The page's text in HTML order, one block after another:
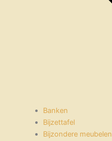
Banken
Bijzettafel
Bijzondere meubelen